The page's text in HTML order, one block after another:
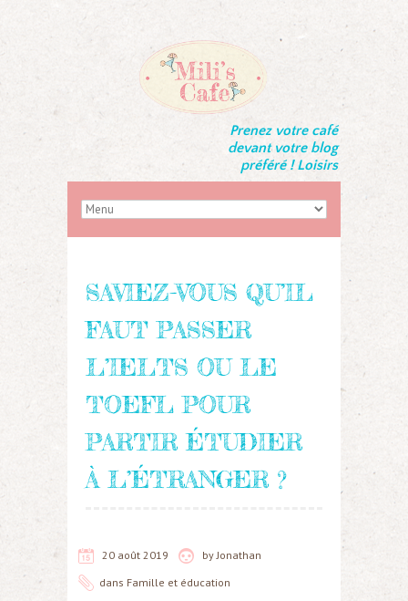
Prenez votre café
devant votre blog
préféré ! Loisirs
SAVIEZ-VOUS QU’IL
FAUT PASSER
L’IELTS OU LE
TOEFL POUR
PARTIR ÉTUDIER
À L’ÉTRANGER ?
20 août 2019 by Jonathan
dans Famille et éducation